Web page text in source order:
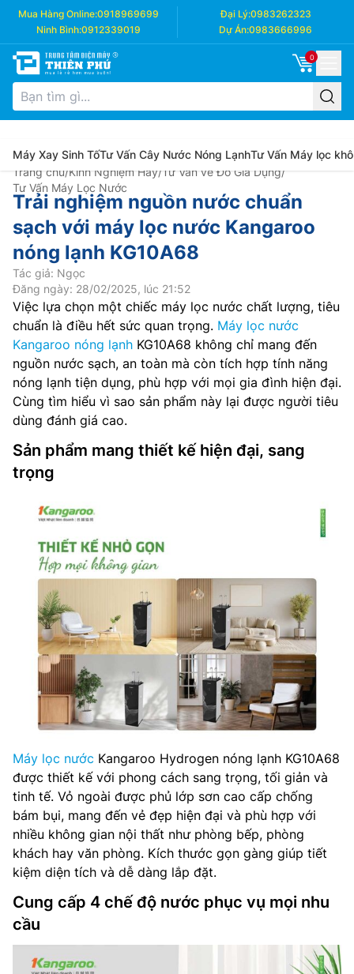
Mua Hàng Online:0918969699 Đại Lý:0983262323
Ninh Bình:0912339019 Dự Án:0983666996
0
Máy Xay Sinh TốTư Vấn Cây Nước Nóng LạnhTư Vấn Máy lọc
Trang chủ/Kinh Nghiệm Hay/Tư Vấn về Đồ Gia Dụng/
Tư Vấn Máy Lọc Nước
Trải nghiệm nguồn nước chuẩn
sạch với máy lọc nước Kangaroo
nóng lạnh KG10A68
Tác giả: Ngọc
Đăng ngày: 28/02/2025, lúc 21:52
Việc lựa chọn một chiếc máy lọc nước chất lượng, tiêu
chuẩn là điều hết sức quan trọng. Máy lọc nước
Kangaroo nóng lạnh KG10A68 không chỉ mang đến
nguồn nước sạch, an toàn mà còn tích hợp tính năng
nóng lạnh tiện dụng, phù hợp với mọi gia đình hiện đại.
Cùng tìm hiểu vì sao sản phẩm này lại được người tiêu
dùng đánh giá cao.
Sản phẩm mang thiết kế hiện đại, sang
trọng
Máy lọc nước Kangaroo Hydrogen nóng lạnh KG10A68
được thiết kế với phong cách sang trọng, tối giản và
tinh tế. Vỏ ngoài được phủ lớp sơn cao cấp chống
bám bụi, mang đến vẻ đẹp hiện đại và phù hợp với
nhiều không gian nội thất như phòng bếp, phòng
khách hay văn phòng. Kích thước gọn gàng giúp tiết
kiệm diện tích và dễ dàng lắp đặt.
Cung cấp 4 chế độ nước phục vụ mọi nhu
cầu